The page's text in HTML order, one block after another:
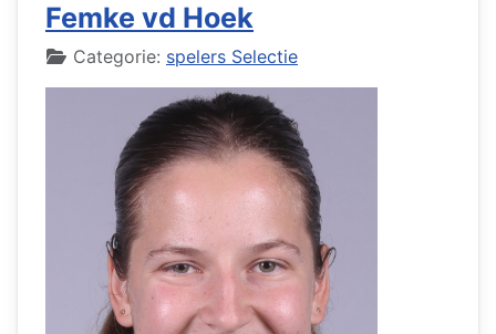
Femke vd Hoek
DetailsCategorie: spelers Selectie